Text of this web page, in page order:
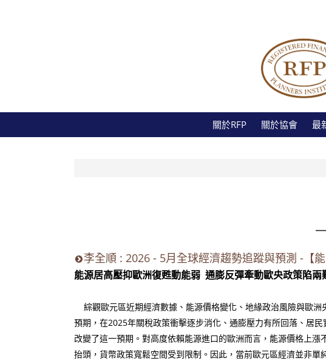
關於RFP 關於協會 最
李全順 : 2026 - 5月全球經濟趨勢追蹤與預測 -【
能源居高壓抑歐洲復甦動能弱 通膨反彈牽動歐央政策陷兩
綜觀歐元區近期經濟數據、能源價格變化、地緣政治風險與歐
預期，在2025年關稅政策衝擊逐步消化、通膨壓力有所回落、居
改變了這一預期。對高度依賴能源進口的歐洲而言，能源價格上
抬頭，貨幣政策寬鬆空間受到限制。因此，當前歐元區經濟並非